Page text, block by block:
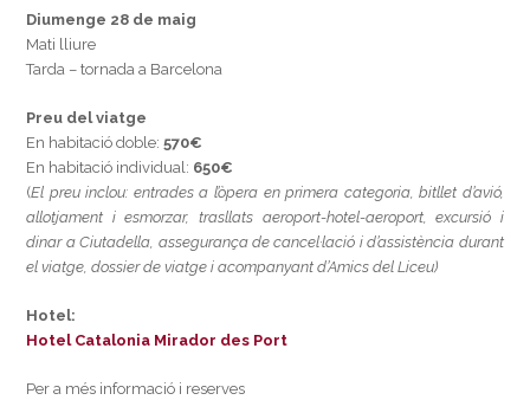
Diumenge 28 de maig
Mati lliure
Tarda – tornada a Barcelona
Preu del viatge
En habitació doble:570€
En habitació individual: 650€
(El preu inclou: entrades a l’òpera en primera categoria, bitllet d’avió,
allotjament i esmorzar, trasllats aeroport-hotel-aeroport, excursió i
dinar a Ciutadella, assegurança de cancel·lació i d’assistència durant
el viatge, dossier de viatge i acompanyant d’Amics del Liceu)
Hotel:
Hotel Catalonia Mirador des Port
Per a més informació i reserves